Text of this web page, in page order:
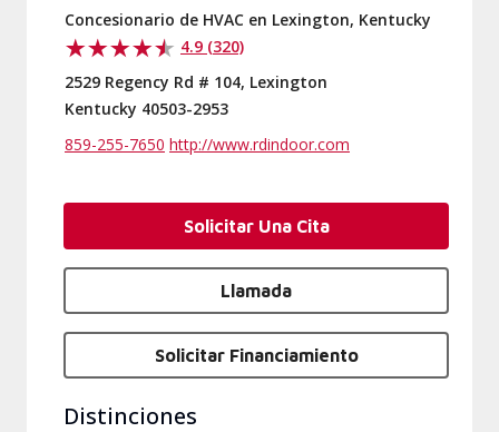
Concesionario de HVAC en Lexington, Kentucky
4.9 (320)
2529 Regency Rd # 104, Lexington
Kentucky 40503-2953
859-255-7650 http://www.rdindoor.com
Solicitar Una Cita
Llamada
Solicitar Financiamiento
Distinciones